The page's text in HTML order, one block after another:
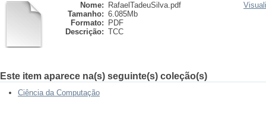
Nome:
RafaelTadeuSilva.pdf
Tamanho: 6.085Mb
Formato:
PDF
Descrição: TCC
Este item aparece na(s) seguinte(s) coleção(s)
Ciência da Computação